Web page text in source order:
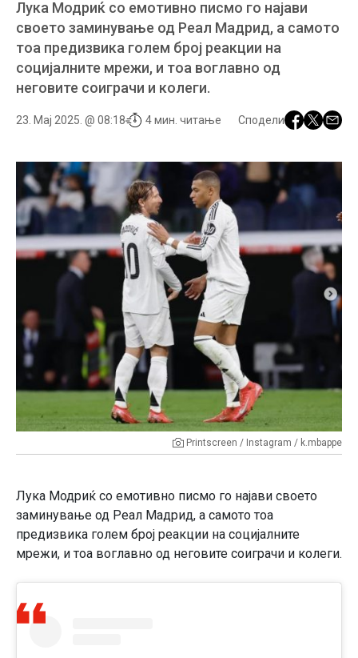
Лука Модриќ со емотивно писмо го најави
своето заминување од Реал Мадрид, а самото
тоа предизвика голем број реакции на
социјалните мрежи, и тоа воглавно од
неговите соиграчи и колеги.
23. Мај 2025. @ 08:18 4 мин. читање Сподели
Printscreen / Instagram / k.mbappe
Лука Модриќ со емотивно писмо го најави своето
заминување од Реал Мадрид, а самото тоа
предизвика голем број реакции на социјалните
мрежи, и тоа воглавно од неговите соиграчи и колеги.